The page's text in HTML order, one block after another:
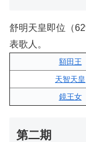
舒明天皇即位（
表歌人。
額田王
天智天皇
鏡王女
第二期